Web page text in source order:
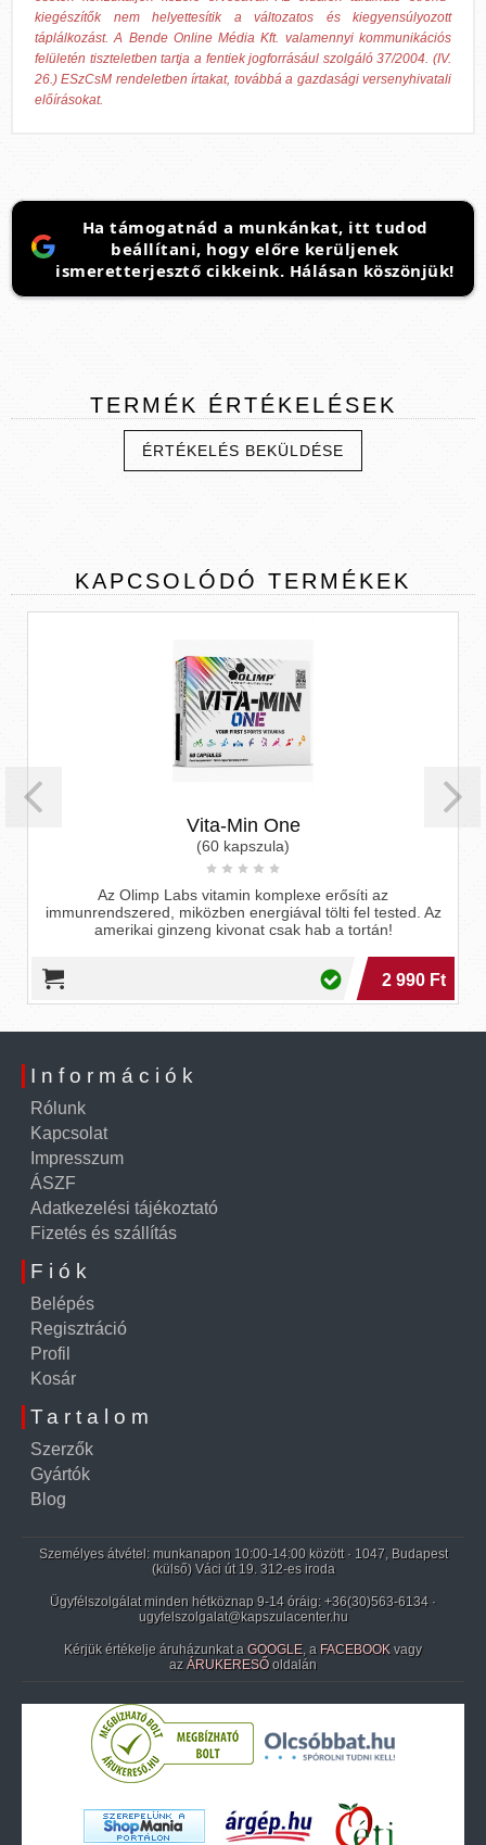
kiegészítők nem helyettesítik a változatos és kiegyensúlyozott
táplálkozást. A Bende Online Média Kft. valamennyi kommunikációs
felületén tiszteletben tartja a fentiek jogforrásául szolgáló 37/2004. (IV.
26.) ESzCsM rendeletben írtakat, továbbá a gazdasági versenyhivatali
előírásokat.
Ha támogatnád a munkánkat, itt tudod
beállítani, hogy előre kerüljenek
ismeretterjesztő cikkeink. Hálásan köszönjük!
TERMÉK ÉRTÉKELÉSEK
ÉRTÉKELÉS BEKÜLDÉSE
KAPCSOLÓDÓ TERMÉKEK
Vita-Min One
(60 kapszula)
Az Olimp Labs vitamin komplexe erősíti az
immunrendszered, miközben energiával tölti fel tested. Az
amerikai ginzeng kivonat csak hab a tortán!
2 990 Ft
Információk
Rólunk
Kapcsolat
Impresszum
ÁSZF
Adatkezelési tájékoztató
Fizetés és szállítás
Fiók
Belépés
Regisztráció
Profil
Kosár
Tartalom
Szerzők
Gyártók
Blog
Személyes átvétel: munkanapon 10:00-14:00 között · 1047, Budapest
(külső) Váci út 19. 312-es iroda
Ügyfélszolgálat minden hétköznap 9-14 óráig: +36(30)563-6134 ·
ugyfelszolgalat@kapszulacenter.hu
Kérjük értékelje áruházunkat a GOOGLE, a FACEBOOK vagy
az ÁRUKERESŐ oldalán